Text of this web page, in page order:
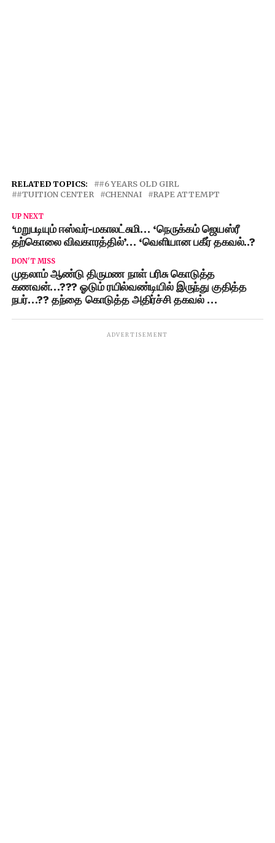
RELATED TOPICS:
#6 YEARS OLD GIRL
#TUITION CENTER
CHENNAI RAPE ATTEMPT
UP NEXT
‘மறுபடியும் ஈஸ்வர்-மகாலட்சுமி… ‘நெருக்கம் ஜெயஸ்ரீ
தற்கொலை விவகாரத்தில்’… ‘வெளியான பகீர் தகவல்..?
DON'T MISS
முதலாம் ஆண்டு திருமண நாள் பரிசு கொடுத்த
கணவன்…??? ஓடும் ரயில்வண்டியில் இருந்து குதித்த
நபர்…?? தந்தை கொடுத்த அதிர்ச்சி தகவல் …
ADVERTISEMENT